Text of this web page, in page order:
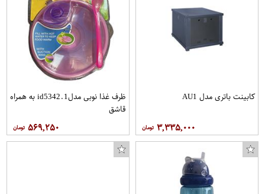
کابینت باتری مدل AU1
۳,۳۳۵,۰۰۰
ظرف غذا نوبی مدلid5342.1 به همراه
قاشق
۵۶۹,۲۵۰